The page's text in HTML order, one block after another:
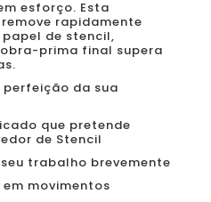
esforço. Esta
rapidamente
de stencil,
prima final supera
da sua
que pretende
de Stencil
trabalho brevemente
movimentos